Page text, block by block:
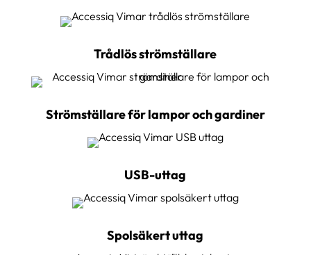
Trådlös strömställare
Strömställare för lampor och gardiner
USB-uttag
Spolsäkert uttag